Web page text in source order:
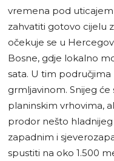
vremena pod uticajem
zahvatiti gotovo cijelu
očekuje se u
Bosne, gdje lokalno
sata. U tim područjima
grmljavinom. Snijeg će
planinskim vrhovima,
prodor nešto hladnijeg
zapadnim i
spustiti na oko 1.500